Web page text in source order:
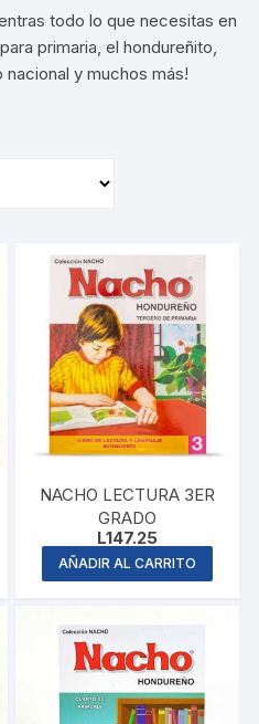
todo lo que necesitas en
primaria, el hondureñito,
y muchos más!
NACHO LECTURA 3ER
GRADO
L147.25
AÑADIR AL CARRITO